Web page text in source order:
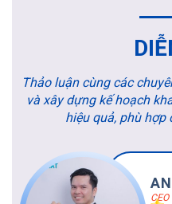
Thảo luận cùng các
và xây dựng kế hoạch
hiệu quả, phù hợp